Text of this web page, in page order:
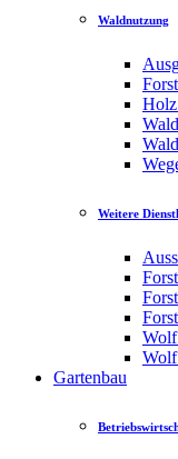
Waldnutzung
Weitere
Gartenbau